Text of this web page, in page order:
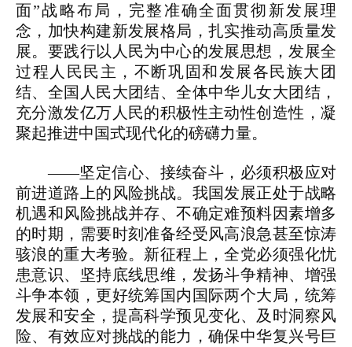
面”战略布局，完整准确全面贯彻新发展理
念，加快构建新发展格局，扎实推动高质量发
展。要践行以人民为中心的发展思想，发展全
过程人民民主，不断巩固和发展各民族大团
结、全国人民大团结、全体中华儿女大团结，
充分激发亿万人民的积极性主动性创造性，凝
聚起推进中国式现代化的磅礴力量。
——坚定信心、接续奋斗，必须积极应对
前进道路上的风险挑战。我国发展正处于战略
机遇和风险挑战并存、不确定难预料因素增多
的时期，需要时刻准备经受风高浪急甚至惊涛
骇浪的重大考验。新征程上，全党必须强化忧
患意识、坚持底线思维，发扬斗争精神、增强
斗争本领，更好统筹国内国际两个大局，统筹
发展和安全，提高科学预见变化、及时洞察风
险、有效应对挑战的能力，确保中华复兴号巨